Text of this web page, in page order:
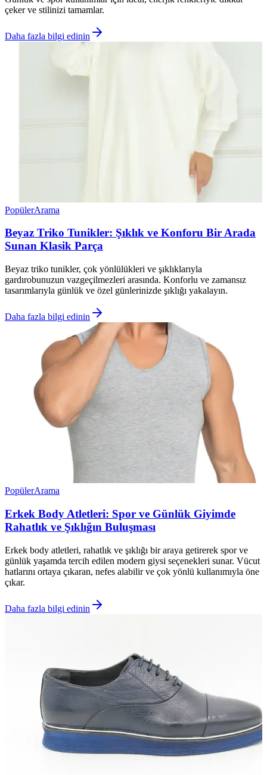
çeker ve stilinizi tamamlar.
Daha fazla bilgi edinin
PopülerArama
Beyaz Triko Tunikler: Şıklık ve Konforu Bir Arada
Sunan Klasik Parça
Beyaz triko tunikler, çok yönlülükleri ve şıklıklarıyla
gardırobunuzun vazgeçilmezleri arasında. Konforlu ve zamansız
tasarımlarıyla günlük ve özel günlerinizde şıklığı yakalayın.
Daha fazla bilgi edinin
PopülerArama
Erkek Body Atletleri: Spor ve Günlük Giyimde
Rahatlık ve Şıklığın Buluşması
Erkek body atletleri, rahatlık ve şıklığı bir araya getirerek spor ve
günlük yaşamda tercih edilen modern giysi seçenekleri sunar. Vücut
hatlarını ortaya çıkaran, nefes alabilir ve çok yönlü kullanımıyla öne
çıkar.
Daha fazla bilgi edinin